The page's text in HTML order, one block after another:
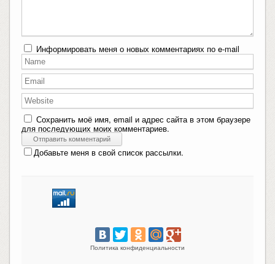
Информировать меня о новых комментариях по e-mail
Сохранить моё имя, email и адрес сайта в этом браузере
для последующих моих комментариев.
Добавьте меня в свой список рассылки.
Политика конфиденциальности